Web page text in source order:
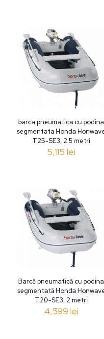
barca pneumatica cu podina
segmentata Honda
T25-SE3, 2.5 metri
5,115lei
Barcă pneumatică cu podina
segmentată Honda
T20-SE3, 2 metri
4,599 lei